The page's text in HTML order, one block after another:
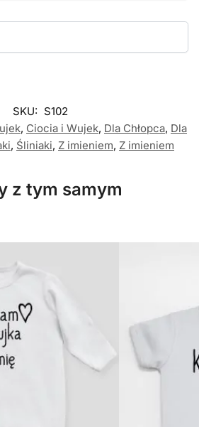
SKU: S102
, Ciocia i Wujek, Dla Chłopca, Dla
, Śliniaki, Z imieniem, Z imieniem
z tym samym